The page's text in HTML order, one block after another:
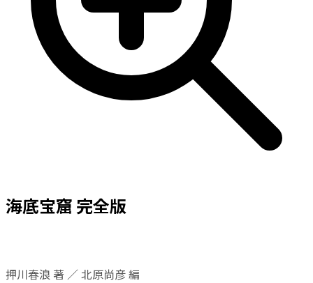
海底宝窟 完全版
押川春浪 著 ／ 北原尚彦 編